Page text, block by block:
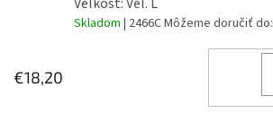
Skladom | 2466CMôžeme doručiť do:
€18,20